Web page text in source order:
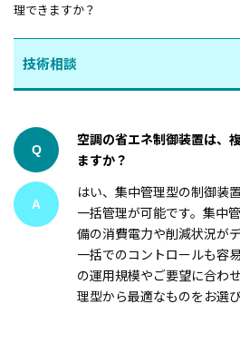
理できますか？
技術相談
Q
空調の省エネ制御装置は、
ますか？
A
はい、集中管理型の制御装
一括管理が可能です。集中
備の消費電力や削減状況が
一括でのコントロールも容
の運用規模やご要望に合わ
理型から最適なものをお選